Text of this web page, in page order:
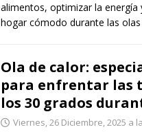
alimentos, optimizar la energía
hogar cómodo durante las
Ola de calor:
para enfrentar las
los 30 grados
Viernes, 26 Diciembre, 2025 a